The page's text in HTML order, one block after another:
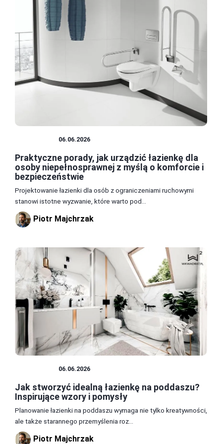
06.06.2026
Praktyczne porady, jak urządzić łazienkę dla
osoby niepełnosprawnej z myślą o komforcie i
bezpieczeństwie
Projektowanie łazienki dla osób z ograniczeniami ruchowymi
stanowi istotne wyzwanie, które warto pod...
Piotr Majchrzak
06.06.2026
Jak stworzyć idealną łazienkę na poddaszu?
Inspirujące wzory i pomysły
Planowanie łazienki na poddaszu wymaga nie tylko kreatywności,
ale także starannego przemyślenia roz...
Piotr Majchrzak